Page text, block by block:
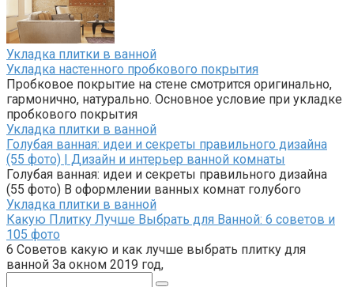
Укладка плитки в ванной
Укладка настенного пробкового покрытия
Пробковое покрытие на стене смотрится оригинально,
гармонично, натурально. Основное условие при укладке
пробкового покрытия
Укладка плитки в ванной
Голубая ванная: идеи и секреты правильного дизайна
(55 фото) | Дизайн и интерьер ванной комнаты
Голубая ванная: идеи и секреты правильного дизайна
(55 фото) В оформлении ванных комнат голубого
Укладка плитки в ванной
Какую Плитку Лучше Выбрать для Ванной: 6 советов и
105 фото
6 Советов какую и как лучше выбрать плитку для
ванной За окном 2019 год,